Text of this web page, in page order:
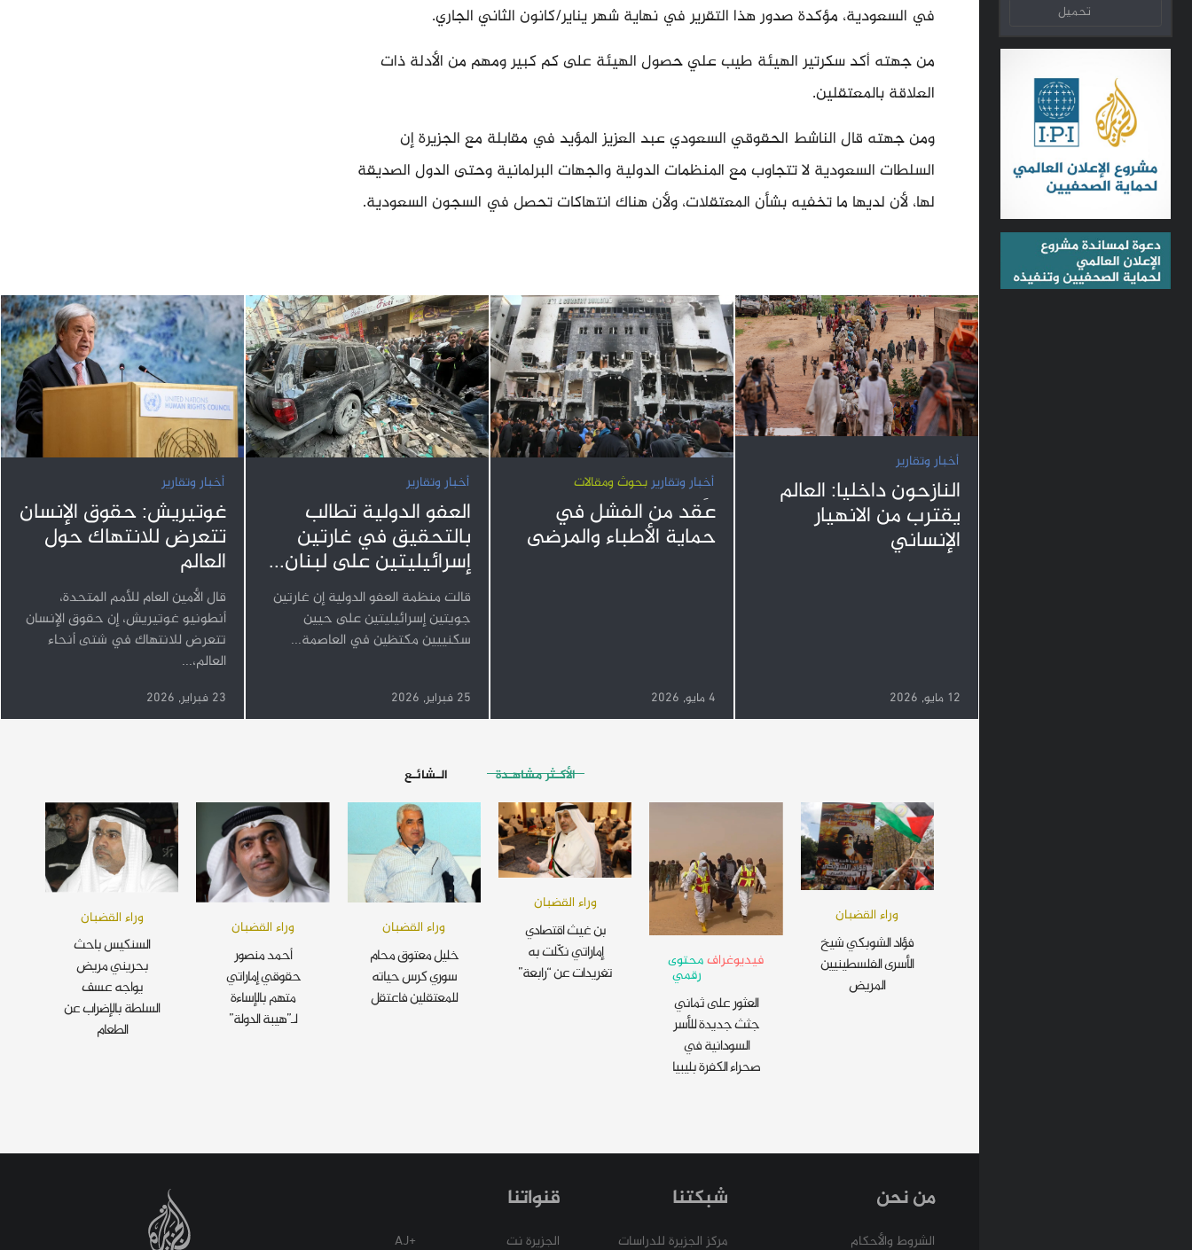
تحميل
في السعودية، مؤكدة صدور هذا التقرير في نهاية شهر يناير/كانون الثاني الجاري.
من جهته أكد سكرتير الهيئة طيب علي حصول الهيئة على كم كبير ومهم من الأدلة ذات
العلاقة بالمعتقلين.
ومن جهته قال الناشط الحقوقي السعودي عبد العزيز المؤيد في مقابلة مع الجزيرة إن
السلطات السعودية لا تتجاوب مع المنظمات الدولية والجهات البرلمانية وحتى الدول الصديقة
لها، لأن لديها ما تخفيه بشأن المعتقلات، ولأن هناك انتهاكات تحصل في السجون السعودية.
أخبار وتقارير
النازحون داخليا: العالم
يقترب من الانهيار
الإنساني
12 مايو, 2026
أخبار وتقاريربحوث ومقالات
عَقد من الفشل في
حماية الأطباء والمرضى
4 مايو, 2026
أخبار وتقارير
العفو الدولية تطالب
بالتحقيق في غارتين
إسرائيليتين على لبنان...
قالت منظمة العفو الدولية إن غارتين
جويتين إسرائيليتين على حيين
سكنييين مكتظين في العاصمة...
25 فبراير, 2026
أخبار وتقارير
غوتيريش: حقوق الإنسان
تتعرض للانتهاك حول
العالم
قال الأمين العام للأمم المتحدة،
⁠أنطونيو ⁠غوتيريش، إن حقوق الإنسان
تتعرض للانتهاك في شتى ⁠أنحاء
العالم،...
23 فبراير, 2026
الأكـثر مشاهـدة الـشائـع
وراء القضبان
فؤاد الشوبكي شيخ
الأسرى الفلسطينيين
المريض
فيديوغرافمحتوى
رقمي
العثور على ثماني
جثث جديدة للأسر
السودانية في
صحراء الكفرة بليبيا
وراء القضبان
بن غيث اقتصادي
إماراتي نكّلت به
تغريدات عن “رابعة”
وراء القضبان
خليل معتوق محام
سوري كرس حياته
للمعتقلين فاعتقل
وراء القضبان
أحمد منصور
حقوقي إماراتي
متهم بالإساءة
لـ”هيبة الدولة”
وراء القضبان
السنكيس باحث
بحريني مريض
يواجه عسف
السلطة بالإضراب عن
الطعام
من نحن
الشروط والأحكام
شبكتنا
مركز الجزيرة للدراسات
قنواتنا
الجزيرة نت +AJ